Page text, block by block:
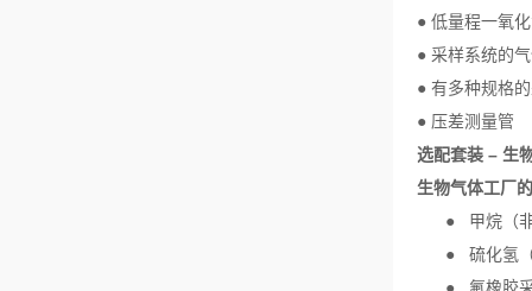
● 低量程一氧
● 采样系统的
● 有多种规格
● 压差测量管
选配套装 – 生
生物气体工厂
●
甲烷（
●
硫化氢